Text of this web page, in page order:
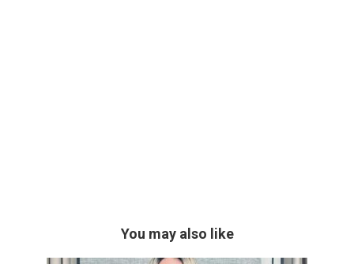
You may also like